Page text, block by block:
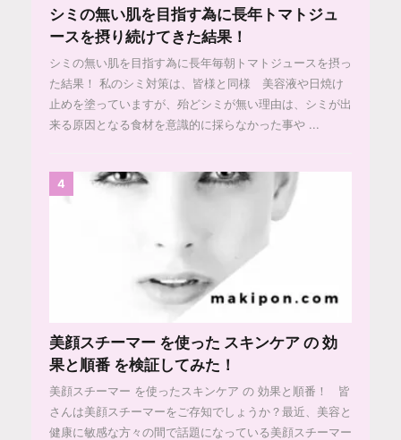
シミの無い肌を目指す為に長年トマトジュ
ースを摂り続けてきた結果！
シミの無い肌を目指す為に長年毎朝トマトジュースを摂っ
た結果！ 私のシミ対策は、皆様と同様 美容液や日焼け
止めを塗っていますが、殆どシミが無い理由は、シミが出
来る原因となる食材を意識的に採らなかった事や ...
4
美顔スチーマー を使った スキンケア の 効
果と順番 を検証してみた！
美顔スチーマー を使ったスキンケア の 効果と順番！ 皆
さんは美顔スチーマーをご存知でしょうか？最近、美容と
健康に敏感な方々の間で話題になっている美顔スチーマー